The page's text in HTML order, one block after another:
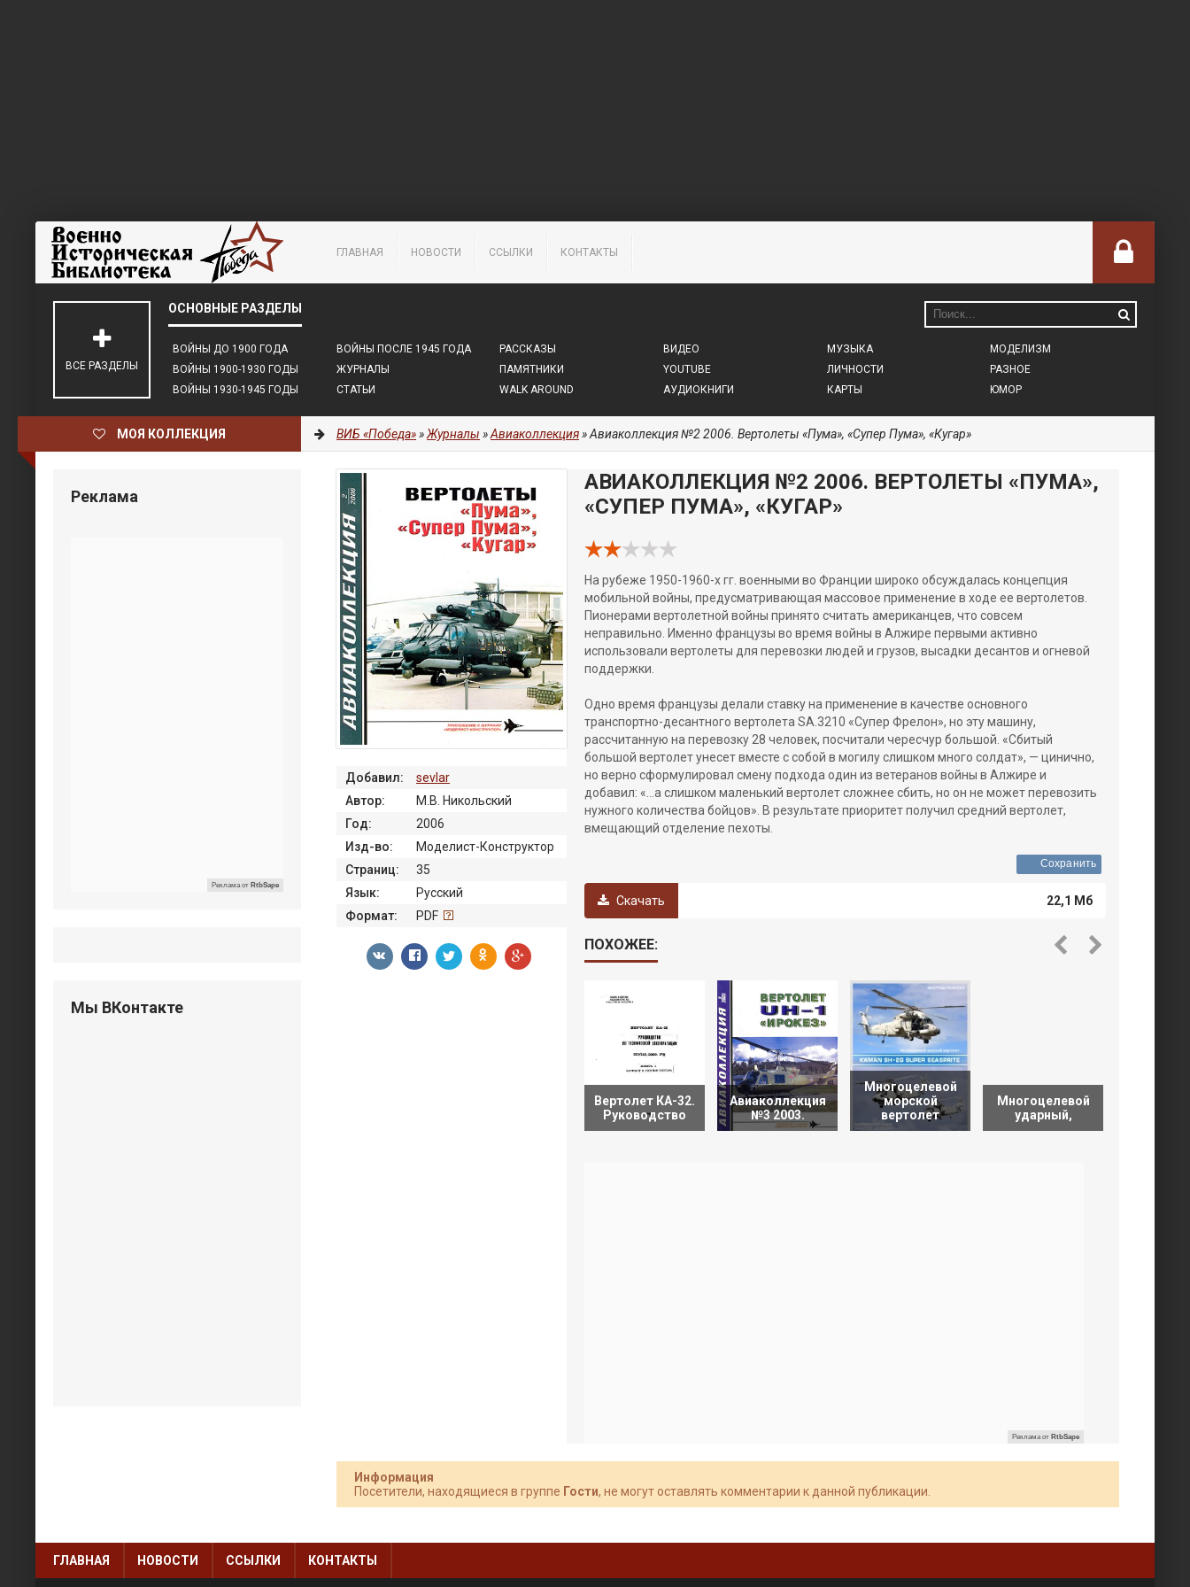
ГЛАВНАЯ НОВОСТИ ССЫЛКИ КОНТАКТЫ
ВОЙНЫ ДО 1900 ГОДА
ВОЙНЫ 1900-1930 ГОДЫ
ВОЙНЫ 1930-1945 ГОДЫ
ВОЙНЫ ПОСЛЕ 1945 ГОДА
ЖУРНАЛЫ
СТАТЬИ
РАССКАЗЫ
ПАМЯТНИКИ
WALK AROUND
ВИДЕО
YOUTUBE
АУДИОКНИГИ
МУЗЫКА
ЛИЧНОСТИ
КАРТЫ
МОДЕЛИЗМ
РАЗНОЕ
ЮМОР
ВСЕ РАЗДЕЛЫ
МОЯ КОЛЛЕКЦИЯ ВИБ «Победа»»Журналы »Авиаколлекция» Авиаколлекция №2 2006. Вертолеты «Пума», «Супер Пума», «Кугар»
АВИАКОЛЛЕКЦИЯ №2 2006. ВЕРТОЛЕТЫ «ПУМА»,
«СУПЕР ПУМА», «КУГАР»
На рубеже 1950-1960-х гг. военными во Франции широко обсуждалась концепция
мобильной войны, предусматривающая массовое применение в ходе ее вертолетов.
Пионерами вертолетной войны принято считать американцев, что совсем
неправильно. Именно французы во время войны в Алжире первыми активно
использовали вертолеты для перевозки людей и грузов, высадки десантов и огневой
поддержки.
Одно время французы делали ставку на применение в качестве основного
транспортно-десантного вертолета SA.3210 «Супер Фрелон», но эту машину,
рассчитанную на перевозку 28 человек, посчитали чересчур большой. «Сбитый
большой вертолет унесет вместе с собой в могилу слишком много солдат», — цинично,
но верно сформулировал смену подхода один из ветеранов войны в Алжире и
добавил: «...а слишком маленький вертолет сложнее сбить, но он не может перевозить
нужного количества бойцов». В результате приоритет получил средний вертолет,
вмещающий отделение пехоты.
Сохранить
Скачать 22,1 Мб
Добавил:
sevlar
Автор:
М.В. Никольский
Год:
2006
Изд-во:
Моделист-Конструктор
Страниц:
35
Язык:
Русский
Формат:
PDF
ПОХОЖЕЕ:
Вертолет КА-32.
Руководство
Авиаколлекция
№3 2003.
Многоцелевой
морской
вертолет
Многоцелевой
ударный,
Реклама от RtbSape
Информация
Посетители, находящиеся в группе Гости, не могут оставлять комментарии к данной публикации.
Реклама
Реклама от RtbSape
Мы ВКонтакте
ГЛАВНАЯ НОВОСТИ ССЫЛКИ КОНТАКТЫ